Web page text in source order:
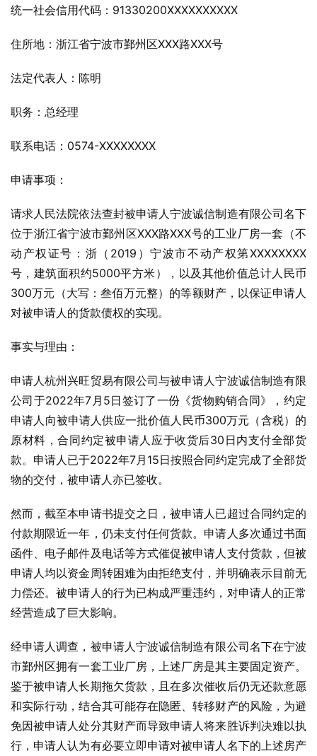
统一社会信用代码：91330200XXXXXXXXXX
住所地：浙江省宁波市鄞州区XXX路XXX号
法定代表人：陈明
职务：总经理
联系电话：0574-XXXXXXXX
申请事项：
请求人民法院依法查封被申请人宁波诚信制造有限公司名下
位于浙江省宁波市鄞州区XXX路XXX号的工业厂房一套（不
动产权证号：浙（2019）宁波市不动产权第XXXXXXXX
号，建筑面积约5000平方米），以及其他价值总计人民币
300万元（大写：叁佰万元整）的等额财产，以保证申请人
对被申请人的货款债权的实现。
事实与理由：
申请人杭州兴旺贸易有限公司与被申请人宁波诚信制造有限
公司于2022年7月5日签订了一份《货物购销合同》，约定
申请人向被申请人供应一批价值人民币300万元（含税）的
原材料，合同约定被申请人应于收货后30日内支付全部货
款。申请人已于2022年7月15日按照合同约定完成了全部货
物的交付，被申请人亦已签收。
然而，截至本申请书提交之日，被申请人已超过合同约定的
付款期限近一年，仍未支付任何货款。申请人多次通过书面
函件、电子邮件及电话等方式催促被申请人支付货款，但被
申请人均以资金周转困难为由拒绝支付，并明确表示目前无
力偿还。被申请人的行为已构成严重违约，对申请人的正常
经营造成了巨大影响。
经申请人调查，被申请人宁波诚信制造有限公司名下在宁波
市鄞州区拥有一套工业厂房，上述厂房是其主要固定资产。
鉴于被申请人长期拖欠货款，且在多次催收后仍无还款意愿
和实际行动，结合其可能存在隐匿、转移财产的风险，为避
免因被申请人处分其财产而导致申请人将来胜诉判决难以执
行，申请人认为有必要立即申请对被申请人名下的上述房产